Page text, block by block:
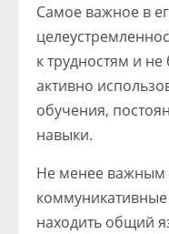
Самое важное в
к трудностям и
активно
обучения,
навыки.
Не менее важным
находить общий